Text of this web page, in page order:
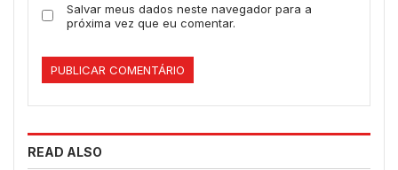
Salvar meus dados neste navegador para a
próxima vez que eu comentar.
READ ALSO